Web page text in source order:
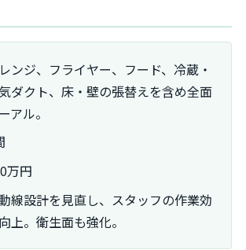
ンジ、フライヤー、フード、冷蔵・
ダクト、床・壁の張替えを含め全面
アル。
万円
線設計を見直し、スタッフの作業効
上。衛生面も強化。